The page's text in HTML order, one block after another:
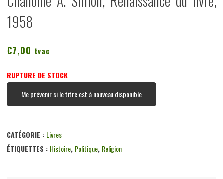
1958
€7,00 tvac
RUPTURE DE STOCK
Me prévenir si le titre est à nouveau disponible
CATÉGORIE : Livres
ÉTIQUETTES : Histoire, Politique, Religion